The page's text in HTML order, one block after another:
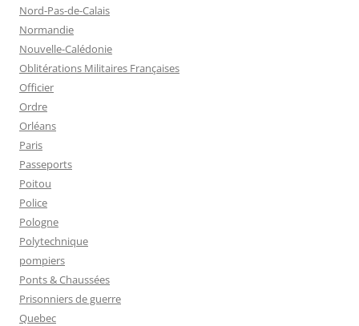
Nord-Pas-de-Calais
Normandie
Nouvelle-Calédonie
Oblitérations Militaires Françaises
Officier
Ordre
Orléans
Paris
Passeports
Poitou
Police
Pologne
Polytechnique
pompiers
Ponts & Chaussées
Prisonniers de guerre
Quebec